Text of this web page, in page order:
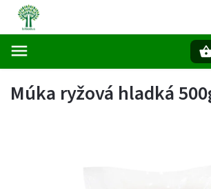
Múka ryžová hladká